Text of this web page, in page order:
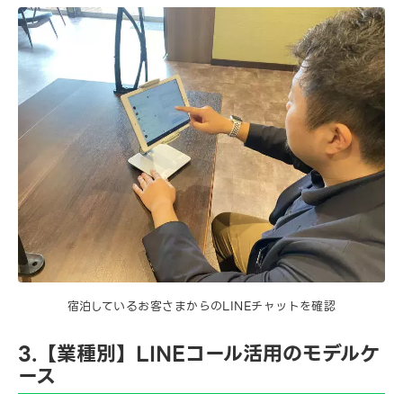
宿泊しているお客さまからのLINEチャットを確認
3.【業種別】LINEコール活用のモデルケ
ース